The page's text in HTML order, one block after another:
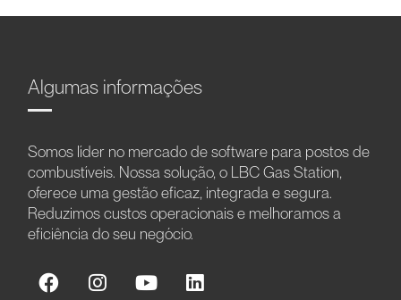
Algumas informações
Somos líder no mercado de software para postos de
combustíveis. Nossa solução, o LBC Gas Station,
oferece uma gestão eficaz, integrada e segura.
Reduzimos custos operacionais e melhoramos a
eficiência do seu negócio.